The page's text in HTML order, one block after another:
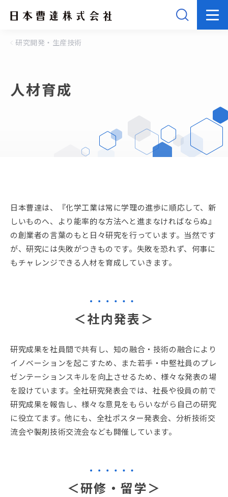
研究開発・生産技術
人材育成
日本曹達は、『化学工業は常に学理の進歩に順応して、新
しいものへ、より能率的な方法へと進まなければならぬ』
の創業者の言葉のもと日々研究を行っています。当然です
が、研究には失敗がつきものです。失敗を恐れず、何事に
もチャレンジできる人材を育成していきます。
＜社内発表＞
研究成果を社員間で共有し、知の融合・技術の融合により
イノベーションを起こすため、また若手・中堅社員のプレ
ゼンテーションスキルを向上させるため、様々な発表の場
を設けています。全社研究発表会では、社長や役員の前で
研究成果を報告し、様々な意見をもらいながら自己の研究
に役立てます。他にも、全社ポスター発表会、分析技術交
流会や製剤技術交流会なども開催しています。
＜研修・留学＞